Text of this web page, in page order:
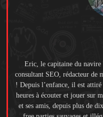
Eric, le capitaine du navire
consultant SEO, rédacteur de
! Depuis l’enfance, il est attiré
heures à écouter et jouer sur
et ses amis, depuis plus de